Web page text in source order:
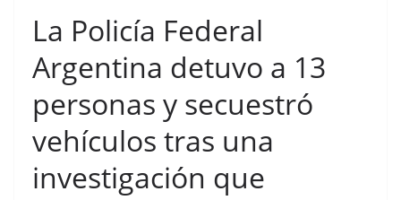
La Policía Federal
Argentina detuvo a 13
personas y secuestró
vehículos tras una
investigación que